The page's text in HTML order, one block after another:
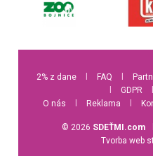
2% z dane FAQ
GDPR
O nás
Reklama
© 2026 SDEŤMI.com
Tvorba web